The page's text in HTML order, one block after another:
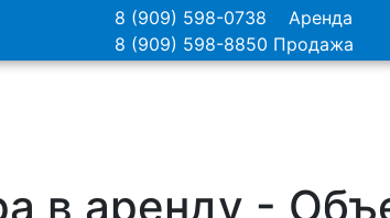
8 (909) 598-0738 Аренда
8 (909) 598-8850 Продажа
в аренду -